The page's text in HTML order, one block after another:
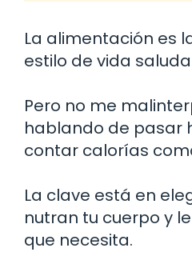
La alimentación es
estilo de vida
Pero no me
hablando de pasar
contar calorías
La clave está en
nutran tu cuerpo y
que necesita.